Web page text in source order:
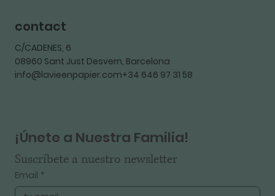
contact
C/CADENES, 6
08960 Sant Just Desvern, Barcelona
info@lavieenpapier.com+34 646 97 31 58
¡Únete a Nuestra Familia!
Suscríbete a nuestro newsletter
Email *